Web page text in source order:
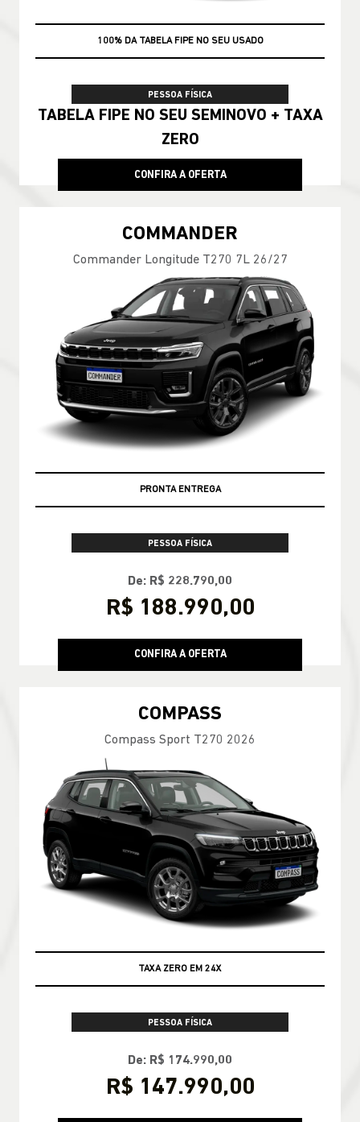
100% DA TABELA FIPE NO SEU USADO
PESSOA FÍSICA
TABELA FIPE NO SEU SEMINOVO + TAXA
ZERO
CONFIRA A OFERTA
COMMANDER
Commander Longitude T270 7L 26/27
PRONTA ENTREGA
PESSOA FÍSICA
De: R$ 228.790,00
R$ 188.990,00
CONFIRA A OFERTA
COMPASS
Compass Sport T270 2026
TAXA ZERO EM 24X
PESSOA FÍSICA
De: R$ 174.990,00
R$ 147.990,00